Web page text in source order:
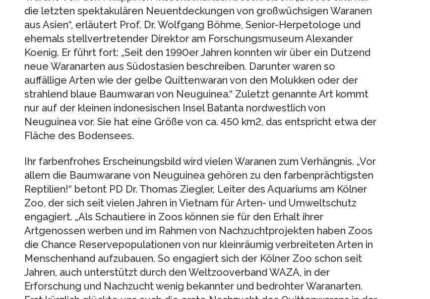
die letzten spektakulären Neuentdeckungen von großwüchsigen Waranen
aus Asien“, erläutert Prof. Dr. Wolfgang Böhme, Senior-Herpetologe und
ehemals stellvertretender Direktor am Forschungsmuseum Alexander
Koenig. Er führt fort: „Seit den 1990er Jahren konnten wir über ein Dutzend
neue Waranarten aus Südostasien beschreiben. Darunter waren so
auffällige Arten wie der gelbe Quittenwaran von den Molukken oder der
strahlend blaue Baumwaran von Neuguinea.“ Zuletzt genannte Art kommt
nur auf der kleinen indonesischen Insel Batanta nordwestlich von
Neuguinea vor. Sie hat eine Größe von ca. 450 km2, das entspricht etwa der
Fläche des Bodensees.
Ihr farbenfrohes Erscheinungsbild wird vielen Waranen zum Verhängnis. „Vor
allem die Baumwarane von Neuguinea gehören zu den farbenprächtigsten
Reptilien!“ betont PD Dr. Thomas Ziegler, Leiter des Aquariums am Kölner
Zoo, der sich seit vielen Jahren in Vietnam für Arten- und Umweltschutz
engagiert. „Als Schautiere in Zoos können sie für den Erhalt ihrer
Artgenossen werben und im Rahmen von Nachzuchtprojekten haben Zoos
die Chance Reservepopulationen von nur kleinräumig verbreiteten Arten in
Menschenhand aufzubauen. So engagiert sich der Kölner Zoo schon seit
Jahren, auch unterstützt durch den Weltzooverband WAZA, in der
Erforschung und Nachzucht wenig bekannter und bedrohter Waranarten.